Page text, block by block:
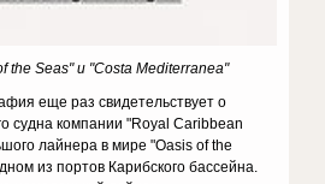
the Seas" и "Costa Mediterranea"
еще раз свидетельствует о
судна компании "Royal Caribbean
лайнера в мире "Oasis of the
из портов Карибского бассейна.